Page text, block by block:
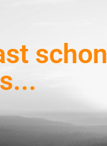
schon